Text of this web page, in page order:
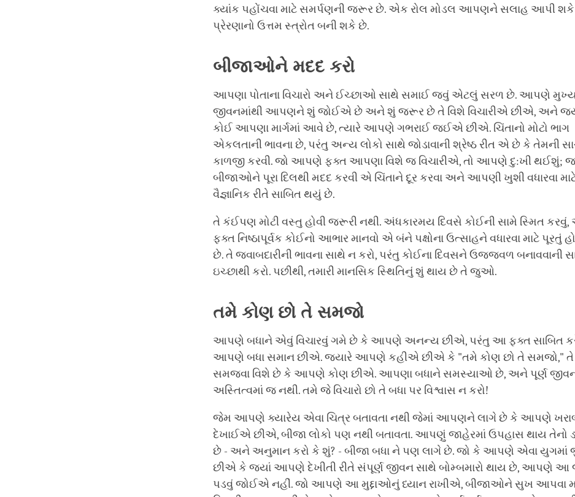
ક્યાંક પહોંચવા માટે સમર્પણની જરૂર છે. એક રોલ મોડલ આપણને સલાહ આપી
પ્રેરણાનો ઉત્તમ સ્ત્રોત બની શકે છે.
બીજાઓને મદદ કરો
આપણા પોતાના વિચારો અને ઈચ્છાઓ સાથે સમાઈ જવું એટલું સરળ છે. આપણે
જીવનમાંથી આપણને શું જોઈએ છે અને શું જરૂર છે તે વિશે વિચારીએ છીએ, અને
કોઈ આપણા માર્ગમાં આવે છે, ત્યારે આપણે ગભરાઈ જઈએ છીએ. ચિંતાનો મોટો ભાગ
એકલતાની ભાવના છે, પરંતુ અન્ય લોકો સાથે જોડાવાની શ્રેષ્ઠ રીત એ છે કે તેમની
કાળજી કરવી. જો આપણે ફક્ત આપણા વિશે જ વિચારીએ, તો આપણે દુ:ખી થઈશું;
બીજાઓને પૂરા દિલથી મદદ કરવી એ ચિંતાને દૂર કરવા અને આપણી ખુશી વધારવા
વૈજ્ઞાનિક રીતે સાબિત થયું છે.
તે કંઈપણ મોટી વસ્તુ હોવી જરૂરી નથી. અંધકારમય દિવસે કોઈની સામે સ્મિત કરવું,
ફક્ત નિષ્ઠાપૂર્વક કોઈનો આભાર માનવો એ બંને પક્ષોના ઉત્સાહને વધારવા માટે પૂરતું
છે. તે જવાબદારીની ભાવના સાથે ન કરો, પરંતુ કોઈના દિવસને ઉજ્જવળ બનાવવાની
ઇચ્છાથી કરો. પછીથી, તમારી માનસિક સ્થિતિનું શું થાય છે તે જુઓ.
તમે કોણ છો તે સમજો
આપણે બધાને એવું વિચારવું ગમે છે કે આપણે અનન્ય છીએ, પરંતુ આ ફક્ત સાબિત
આપણે બધા સમાન છીએ. જ્યારે આપણે કહીએ છીએ કે "તમે કોણ છો તે સમજો,"
સમજવા વિશે છે કે આપણે કોણ છીએ. આપણા બધાને સમસ્યાઓ છે, અને પૂર્ણ
અસ્તિત્વમાં જ નથી. તમે જે વિચારો છો તે બધા પર વિશ્વાસ ન કરો!
જેમ આપણે ક્યારેય એવા ચિત્ર બતાવતા નથી જેમાં આપણને લાગે છે કે આપણે
દેખાઈએ છીએ, બીજા લોકો પણ નથી બતાવતા. આપણું જાહેરમાં ઉપહાસ થાય તેનો
છે - અને અનુમાન કરો કે શું? - બીજા બધા ને પણ લાગે છે. જો કે આપણે એવા યુગમાં
છીએ કે જ્યાં આપણે દેખીતી રીતે સંપૂર્ણ જીવન સાથે બોમ્બમારો થાય છે, આપણે આ
પડવું જોઈએ નહીં. જો આપણે આ મુદ્દાઓનું ધ્યાન રાખીએ, બીજાઓને સુખ આપવા